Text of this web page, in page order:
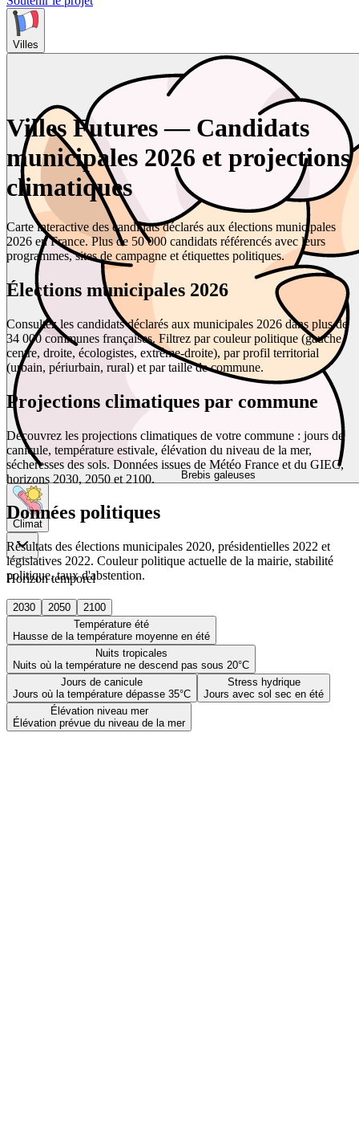
Villes
Brebis galeuses
Climat
Horizon temporel
2030 2050
2100
Température été
Hausse de la température moyenne en été
Nuits tropicales
Nuits où la température ne descend pas sous 20°C
Jours de canicule
Jours où la température dépasse 35°C
Stress hydrique
Jours avec sol sec en été
Élévation niveau mer
Élévation prévue du niveau de la mer
Villes Futures — Candidats
municipales 2026 et projections
climatiques
Carte interactive des candidats déclarés aux élections municipales
2026 en France. Plus de 50 000 candidats référencés avec leurs
programmes, sites de campagne et étiquettes politiques.
Élections municipales 2026
Consultez les candidats déclarés aux municipales 2026 dans plus de
34 000 communes françaises. Filtrez par couleur politique (gauche,
centre, droite, écologistes, extrême-droite), par profil territorial
(urbain, périurbain, rural) et par taille de commune.
Projections climatiques par commune
Découvrez les projections climatiques de votre commune : jours de
canicule, température estivale, élévation du niveau de la mer,
sécheresses des sols. Données issues de Météo France et du GIEC,
horizons 2030, 2050 et 2100.
Données politiques
Résultats des élections municipales 2020, présidentielles 2022 et
législatives 2022. Couleur politique actuelle de la mairie, stabilité
politique, taux d'abstention.